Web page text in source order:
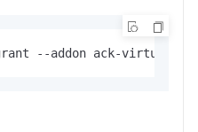
--addon ack-virtual-